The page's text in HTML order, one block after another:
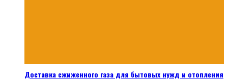
Доставка сжиженного газа для бытовых нужд и отопления